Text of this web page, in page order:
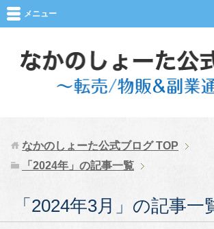
メニュー
なかのしょーた公式ブログTOP
「2024年」の記事一覧
「2024年3月」の記事一